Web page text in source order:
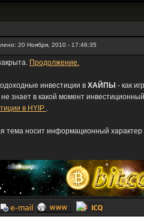
20 Ноября, 2010 - 17:46:35
Продолжение.
инвестиции в ХАЙПЫ - как
не знает в какой момент
в HYIP .
тема носит информационный характер